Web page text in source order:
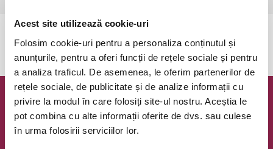
Acest site utilizează cookie-uri
Folosim cookie-uri pentru a personaliza conținutul și
anunțurile, pentru a oferi funcții de rețele sociale și pentru
a analiza traficul. De asemenea, le oferim partenerilor de
rețele sociale, de publicitate și de analize informații cu
privire la modul în care folosiți site-ul nostru. Aceștia le
pot combina cu alte informații oferite de dvs. sau culese
în urma folosirii serviciilor lor.
Newsletter @ Bilete.ro
Oferte exclusive si o editie saptamanala cu cele mai noi